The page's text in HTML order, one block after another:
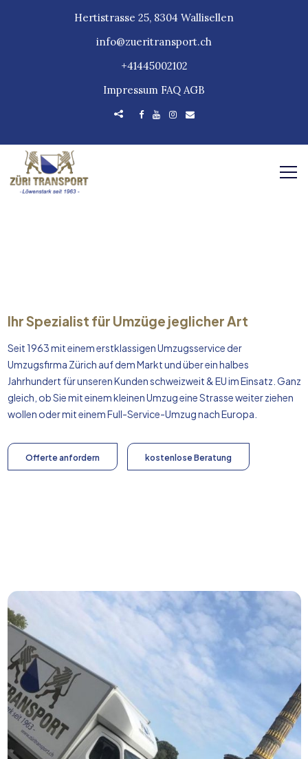
Hertistrasse 25, 8304 Wallisellen
info@zueritransport.ch
+41445002102
Impressum FAQ AGB
Ihr Spezialist für Umzüge jeglicher Art
Seit 1963 mit einem erstklassigen Umzugsservice der
Umzugsfirma Zürich auf dem Markt und über ein halbes
Jahrhundert für unseren Kunden schweizweit & EU im Einsatz. Ganz
gleich, ob Sie mit einem kleinen Umzug eine Strasse weiter ziehen
wollen oder mit einem Full-Service-Umzug nachEuropa
Offerte anfordern kostenlose Beratung